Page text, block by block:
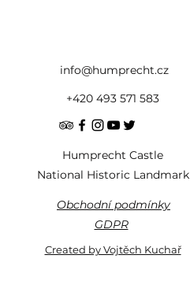
info@humprecht.cz
+420 493 571 583
Humprecht Castle
National Historic Landmark
Obchodní podmínky
GDPR
Created by Vojtěch Kuchař